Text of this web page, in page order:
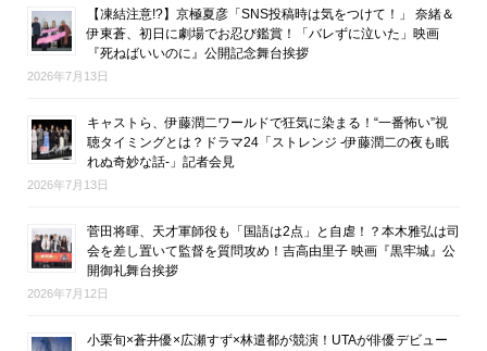
【凍結注意!?】京極夏彦「SNS投稿時は気をつけて！」 奈緒＆
伊東蒼、初日に劇場でお忍び鑑賞！「バレずに泣いた」映画
『死ねばいいのに』公開記念舞台挨拶
2026年7月13日
キャストら、伊藤潤二ワールドで狂気に染まる！“一番怖い”視
聴タイミングとは？ドラマ24「ストレンジ -伊藤潤二の夜も眠
れぬ奇妙な話-」記者会見
2026年7月13日
菅田将暉、天才軍師役も「国語は2点」と自虐！？本木雅弘は司
会を差し置いて監督を質問攻め！吉高由里子 映画『黒牢城』公
開御礼舞台挨拶
2026年7月12日
小栗旬×蒼井優×広瀬すず×林遣都が競演！UTAが俳優デビュー